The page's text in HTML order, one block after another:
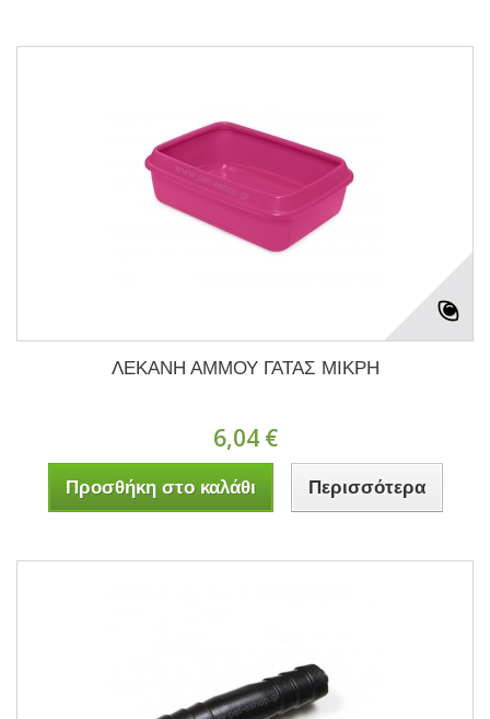
ΛΕΚΑΝΗ ΑΜΜΟΥ ΓΑΤΑΣ ΜΙΚΡΗ
6,04 €
Προσθήκη στο καλάθι Περισσότερα